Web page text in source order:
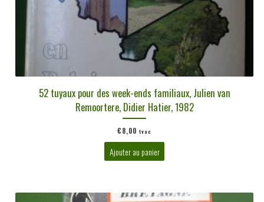
52 tuyaux pour des week-ends familiaux, Julien van
Remoortere, Didier Hatier, 1982
€8,00 tvac
Ajouter au panier